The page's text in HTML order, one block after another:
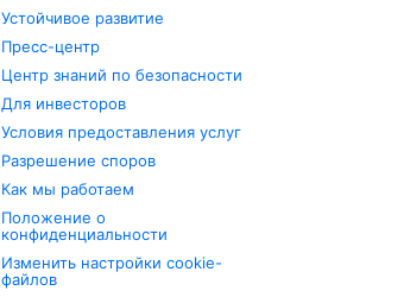
Устойчивое развитие
Пресс-центр
Центр знаний по безопасности
Для инвесторов
Условия предоставления услуг
Разрешение споров
Как мы работаем
Положение о
конфиденциальности
Изменить настройки cookie-
файлов